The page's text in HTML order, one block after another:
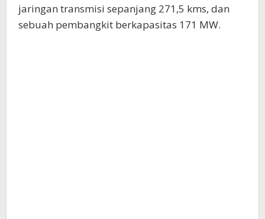
jaringan transmisi sepanjang 271,5 kms, dan
sebuah pembangkit berkapasitas 171 MW.